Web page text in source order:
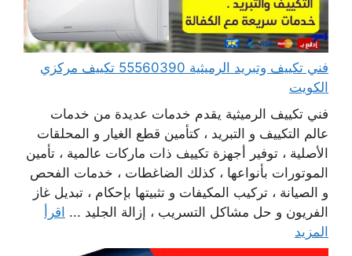
فني تكييف وتبريد الرميثية 55560390 تكييف مركزي
الكويت
فني تكييف الرميثية يقدم خدمات عديدة من خدمات
عالم التكييف و التبريد ، كتأمين قطع الغيار و المحلقات
الأصلية ، توفير أجهزة تكييف ذات ماركات عالمية ، تأمين
الموتورات بأنواعها ، كذلك الضاغطات ، خدمات الفحص
و الصيانة ، تركيب المكيفات و تثبيتها بإحكام ، تبديل غاز
الفريون و حل مشاكل التسريب ، إزالة الجليد ... اقرأ
المزيد